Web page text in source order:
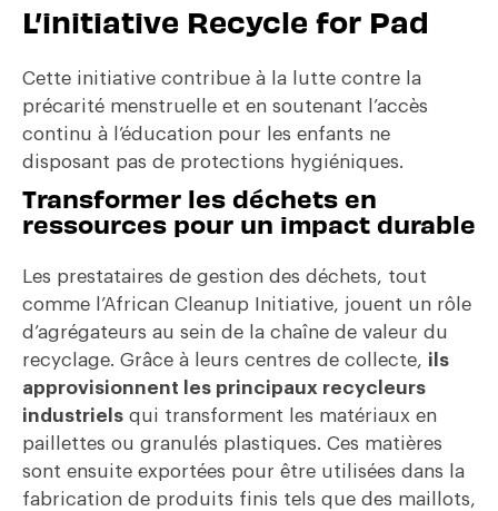
L’initiative Recycle for Pad
Cette initiative contribue à la lutte contre la
précarité menstruelle et en soutenant l’accès
continu à l’éducation pour les enfants ne
disposant pas de protections hygiéniques.
Transformer les déchets en
ressources pour un impact durable
Les prestataires de gestion des déchets, tout
comme l’African Cleanup Initiative, jouent un rôle
d’agrégateurs au sein de la chaîne de valeur du
recyclage. Grâce à leurs centres de collecte, ils
approvisionnent les principaux recycleurs
industriels qui transforment les matériaux en
paillettes ou granulés plastiques. Ces matières
sont ensuite exportées pour être utilisées dans la
fabrication de produits finis tels que des maillots,